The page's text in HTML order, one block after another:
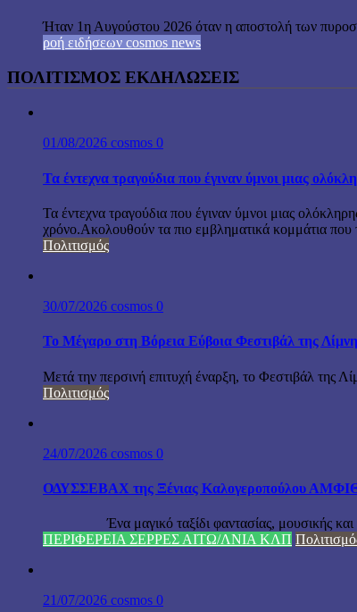
Ήταν 1η Αυγούστου 2026 όταν η αποστολή των
ροή ειδήσεων cosmos news
ΠΟΛΙΤΙΣΜΟΣ ΕΚΔΗΛΩΣΕΙΣ
01/08/2026 cosmos 0
Τα έντεχνα τραγούδια που έγιναν ύμνοι μιας
Τα έντεχνα τραγούδια που έγιναν ύμνοι μιας
χρόνο.Ακολουθούν τα πιο εμβληματικά κομμάτια που
Πολιτισμός
30/07/2026 cosmos 0
Το Μέγαρο στη Βόρεια Εύβοια Φεστιβάλ της
Μετά την περσινή επιτυχή έναρξη, το Φεστιβάλ της
Πολιτισμός
24/07/2026 cosmos 0
ΟΔΥΣΣΕΒΑΧ της Ξένιας Καλογεροπούλου
Ένα μαγικό ταξίδι φαντασίας, μουσικής και
ΠΕΡΙΦΕΡΕΙΑ ΣΕΡΡΕΣ ΑΙΤΩ/ΛΝΙΑ ΚΛΠ
21/07/2026 cosmos 0